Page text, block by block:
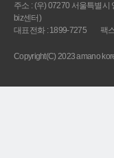
주소 : (우) 07270 서울특별시
biz센터)
대표전화 : 1899-7275
팩
Copyright(C) 2023 amano